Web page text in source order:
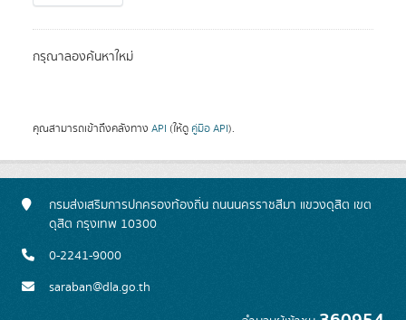
กรุณาลองค้นหาใหม่
คุณสามารถเข้าถึงคลังทาง API (ให้ดู คู่มือ API).
กรมส่งเสริมการปกครองท้องถิ่น ถนนนครราชสีมา แขวงดุสิต เขต
ดุสิต กรุงเทพ 10300
0-2241-9000
saraban@dla.go.th